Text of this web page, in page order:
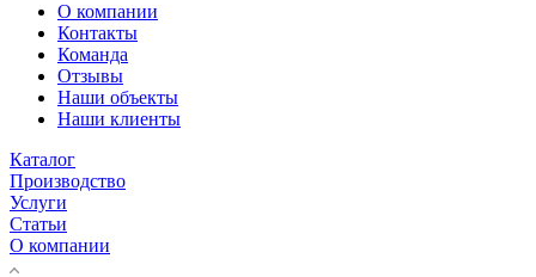
О компании
Контакты
Команда
Отзывы
Наши объекты
Наши клиенты
Каталог
Производство
Услуги
Статьи
О компании